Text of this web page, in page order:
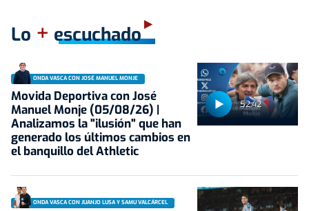
Lo + escuchado
52:42
ONDA VASCA CON JOSÉ MANUEL MONJE
Movida Deportiva con José
Manuel Monje (05/08/26) |
Analizamos la "ilusión" que han
generado los últimos cambios en
el banquillo del Athletic
ONDA VASCA CON JUANJO LUSA Y SAMU VALCÁRCEL